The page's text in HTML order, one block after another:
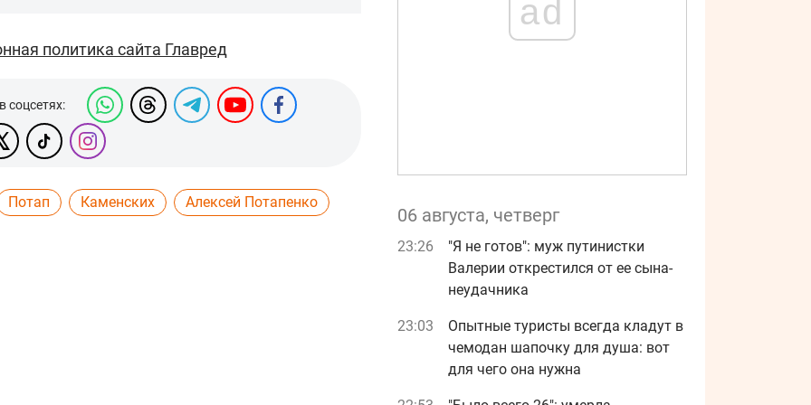
политика сайта Главред
соцсетях:
Потап Каменских Алексей Потапенко
ad
06 августа, четверг
23:26
"Я не готов": муж путинистки
Валерии открестился от ее сына-
неудачника
23:03
Опытные туристы всегда кладут в
чемодан шапочку для душа: вот
для чего она нужна